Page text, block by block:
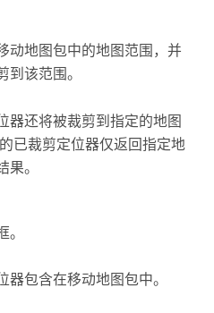
动地图包中的地图范围，并
该范围。
器还将被裁剪到指定的地图
已裁剪定位器仅返回指定地
。
。
器包含在移动地图包中。